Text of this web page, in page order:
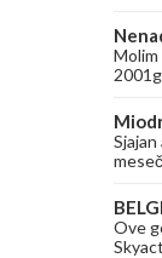
Molim
Ove